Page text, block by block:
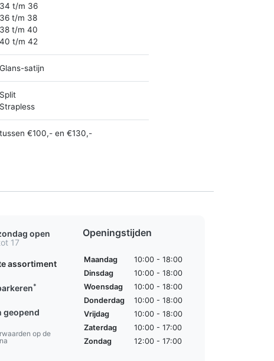
34 t/m 36
36 t/m 38
38 t/m 40
40 t/m 42
Glans-satijn
Split
Strapless
tussen €100,- en €130,-
open
17
assortiment
*
geopend
op de
Openingstijden
Maandag
10:00 - 18:00
Dinsdag
10:00 - 18:00
Woensdag
10:00 - 18:00
Donderdag
10:00 - 18:00
Vrijdag
10:00 - 18:00
Zaterdag
10:00 - 17:00
Zondag
12:00 - 17:00